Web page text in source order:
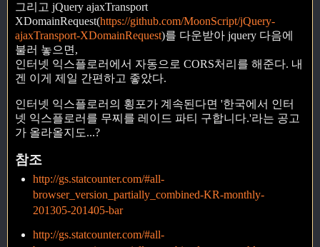
그리고 jQuery ajaxTransport
XDomainRequest(https://github.com/MoonScript/jQuery-
ajaxTransport-XDomainRequest)를 다운받아 jquery 다음에
불러 놓으면,
인터넷 익스플로러에서 자동으로 CORS처리를 해준다. 내
겐 이게 제일 간편하고 좋았다.
인터넷 익스플로러의 횡포가 계속된다면 '한국에서 인터
넷 익스플로러를 무찌를 레이드 파티 구합니다.'라는 공고
가 올라올지도...?
참조
http://gs.statcounter.com/#all-
browser_version_partially_combined-KR-monthly-
201305-201405-bar
http://gs.statcounter.com/#all-